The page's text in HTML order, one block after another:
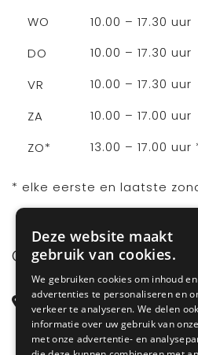
WO
10.00 – 17.30 uur
DO
10.00 – 17.30 uur
VR
10.00 – 17.30 uur
ZA
10.00 – 17.00 uur
ZO*
13.00 – 17.00 uur
* elke eerste en laatste
CONTACT
Steenstraat 71
6828 CD Arnhem
Gelderland
Deze website maakt
gebruik van cookies.
We gebruiken cookies om inhoud en
advertenties te personaliseren en
verkeer te analyseren. We delen ook
informatie over uw gebruik van
met onze advertentie- en